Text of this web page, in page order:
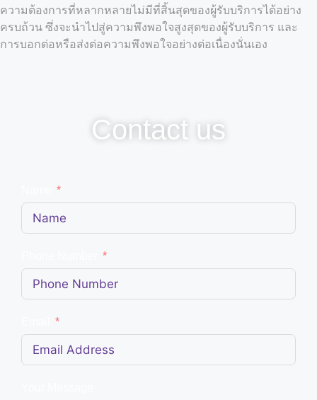
ความต้องการที่หลากหลายไม่มีที่สิ้นสุดของผู้รับบริการได้อย่าง
ครบถ้วน ซึ่งจะนำไปสู่ความพึงพอใจสูงสุดของผู้รับบริการ และ
การบอกต่อหรือส่งต่อความพึงพอใจอย่างต่อเนื่องนั่นเอง
Contact us